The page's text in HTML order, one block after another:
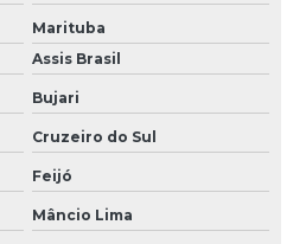
Marituba
Assis Brasil
Bujari
Cruzeiro do Sul
Feijó
Mâncio Lima